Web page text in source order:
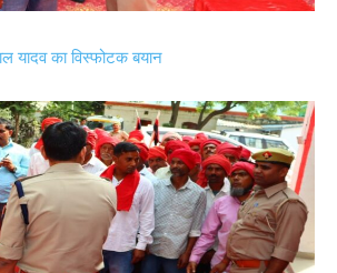
यादव का विस्फोटक बयान